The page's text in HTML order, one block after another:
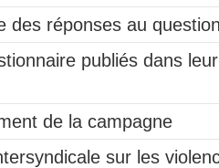
des réponses au
publiés dans
de la campagne
sur les